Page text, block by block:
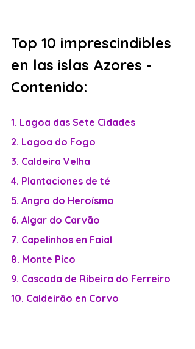
Top 10 imprescindibles
en las islas Azores -
Contenido:
1. Lagoa das Sete Cidades
2. Lagoa do Fogo
3. Caldeira Velha
4. Plantaciones de té
5. Angra do Heroísmo
6. Algar do Carvão
7. Capelinhos en Faial
8. Monte Pico
9. Cascada de Ribeira do Ferreiro
10. Caldeirão en Corvo